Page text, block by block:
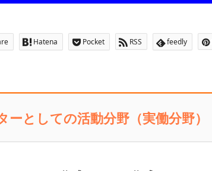
Hatena Pocket RSS feedly
ーとしての活動分野（実働分野）